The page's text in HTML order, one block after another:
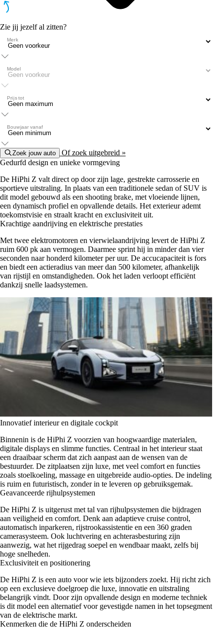
Zie jij jezelf al zitten?
Merk
Model
Prijs tot
Bouwjaar vanaf
Zoek jouw auto
Of zoek uitgebreid »
Gedurfd design en unieke vormgeving
De HiPhi Z valt direct op door zijn lage, gestrekte carrosserie en
sportieve uitstraling. In plaats van een traditionele sedan of SUV is
dit model gebouwd als een shooting brake, met vloeiende lijnen,
een dynamisch profiel en opvallende details. Het exterieur ademt
toekomstvisie en straalt kracht en exclusiviteit uit.
Krachtige aandrijving en elektrische prestaties
Met twee elektromotoren en vierwielaandrijving levert de HiPhi Z
ruim 600 pk aan vermogen. Daarmee sprint hij in minder dan vier
seconden naar honderd kilometer per uur. De accucapaciteit is fors
en biedt een actieradius van meer dan 500 kilometer, afhankelijk
van rijstijl en omstandigheden. Ook het laden verloopt efficiënt
dankzij snelle laadsystemen.
Innovatief interieur en digitale cockpit
Binnenin is de HiPhi Z voorzien van hoogwaardige materialen,
digitale displays en slimme functies. Centraal in het interieur staat
een draaibaar scherm dat zich aanpast aan de wensen van de
bestuurder. De zitplaatsen zijn luxe, met veel comfort en functies
zoals stoelkoeling, massage en uitgebreide audio-opties. De indeling
is ruim en futuristisch, zonder in te leveren op gebruiksgemak.
Geavanceerde rijhulpsystemen
De HiPhi Z is uitgerust met tal van rijhulpsystemen die bijdragen
aan veiligheid en comfort. Denk aan adaptieve cruise control,
automatisch inparkeren, rijstrookassistentie en een 360 graden
camerasysteem. Ook luchtvering en achterasbesturing zijn
aanwezig, wat het rijgedrag soepel en wendbaar maakt, zelfs bij
hoge snelheden.
Exclusiviteit en positionering
De HiPhi Z is een auto voor wie iets bijzonders zoekt. Hij richt zich
op een exclusieve doelgroep die luxe, innovatie en uitstraling
belangrijk vindt. Door zijn opvallende design en moderne techniek
is dit model een alternatief voor gevestigde namen in het topsegment
van de elektrische markt.
Kenmerken die de HiPhi Z onderscheiden